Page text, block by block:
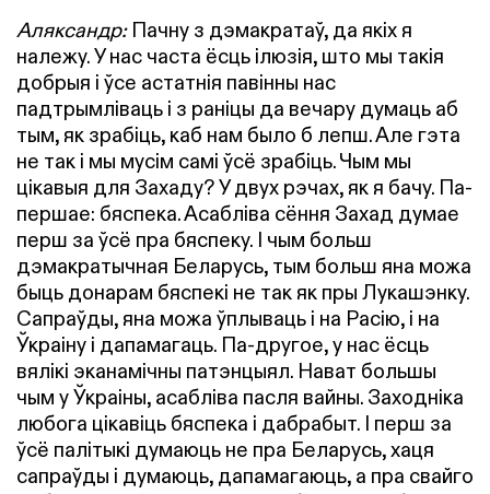
Аляксандр:Пачну з дэмакратаў, да якіх я
належу. У нас часта ёсць ілюзія, што мы такія
добрыя і ўсе астатнія павінны нас
падтрымліваць і з раніцы да вечару думаць аб
тым, як зрабіць, каб нам было б лепш. Але гэта
не так і мы мусім самі ўсё зрабіць. Чым мы
цікавыя для Захаду? У двух рэчах, як я бачу. Па-
першае: бяспека. Асабліва сёння Захад думае
перш за ўсё пра бяспеку. І чым больш
дэмакратычная Беларусь, тым больш яна можа
быць донарам бяспекі не так як пры Лукашэнку.
Сапраўды, яна можа ўплываць і на Расію, і на
Ўкраіну і дапамагаць. Па-другое, у нас ёсць
вялікі эканамічны патэнцыял. Нават большы
чым у Ўкраіны, асабліва пасля вайны. Заходніка
любога цікавіць бяспека і дабрабыт. І перш за
ўсё палітыкі думаюць не пра Беларусь, хаця
сапраўды і думаюць, дапамагаюць, а пра свайго